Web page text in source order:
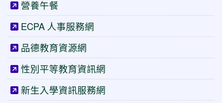
營養午餐
ECPA 人事服務網
品德教育資源網
性別平等教育資訊網
新生入學資訊服務網